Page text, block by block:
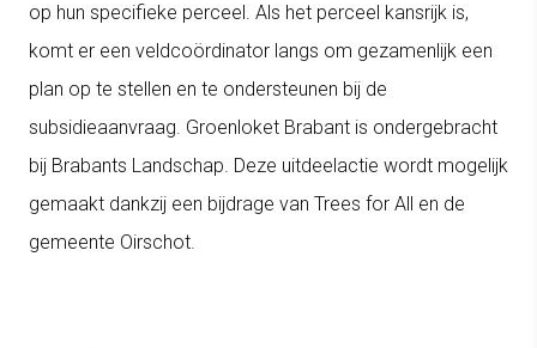
op hun specifieke perceel. Als het perceel kansrijk is,
komt er een veldcoördinator langs om gezamenlijk een
plan op te stellen en te ondersteunen bij de
subsidieaanvraag. Groenloket Brabant is ondergebracht
bij Brabants Landschap. Deze uitdeelactie wordt mogelijk
gemaakt dankzij een bijdrage van Trees for All en de
gemeente Oirschot.